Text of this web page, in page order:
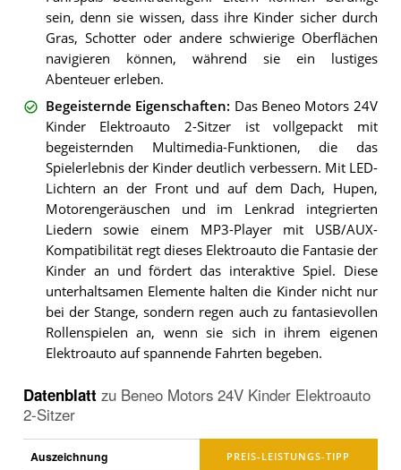
sein, denn sie wissen, dass ihre Kinder sicher durch
Gras, Schotter oder andere schwierige Oberflächen
navigieren können, während sie ein lustiges
Abenteuer erleben.
Begeisternde Eigenschaften: Das Beneo Motors 24V
Kinder Elektroauto 2-Sitzer ist vollgepackt mit
begeisternden Multimedia-Funktionen, die das
Spielerlebnis der Kinder deutlich verbessern. Mit LED-
Lichtern an der Front und auf dem Dach, Hupen,
Motorengeräuschen und im Lenkrad integrierten
Liedern sowie einem MP3-Player mit USB/AUX-
Kompatibilität regt dieses Elektroauto die Fantasie der
Kinder an und fördert das interaktive Spiel. Diese
unterhaltsamen Elemente halten die Kinder nicht nur
bei der Stange, sondern regen auch zu fantasievollen
Rollenspielen an, wenn sie sich in ihrem eigenen
Elektroauto auf spannende Fahrten begeben.
Datenblatt zu Beneo Motors 24V Kinder Elektroauto
2-Sitzer
Auszeichnung